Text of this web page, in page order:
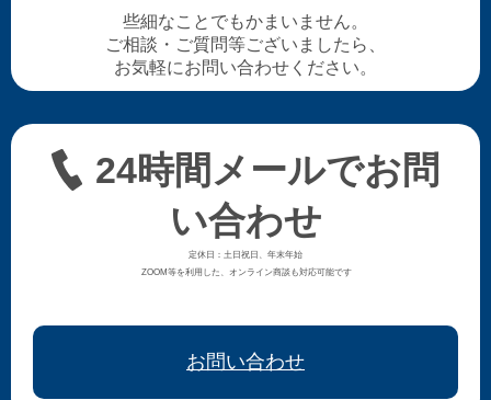
些細なことでもかまいません。
ご相談・ご質問等ございましたら、
お気軽にお問い合わせください。
24時間メールでお問
い合わせ
定休日：土日祝日、年末年始
ZOOM等を利用した、オンライン商談も対応可能です
お問い合わせ